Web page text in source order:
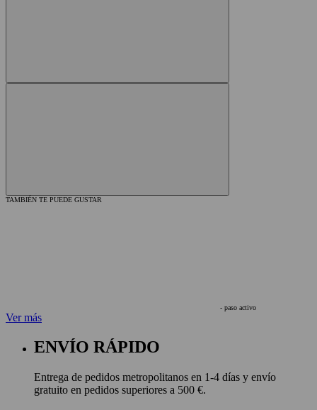
TAMBIÉN TE PUEDE GUSTAR
- paso activo
Ver más
ENVÍO RÁPIDO
Entrega de pedidos metropolitanos en 1-4 días y envío
gratuito en pedidos superiores a 500 €.